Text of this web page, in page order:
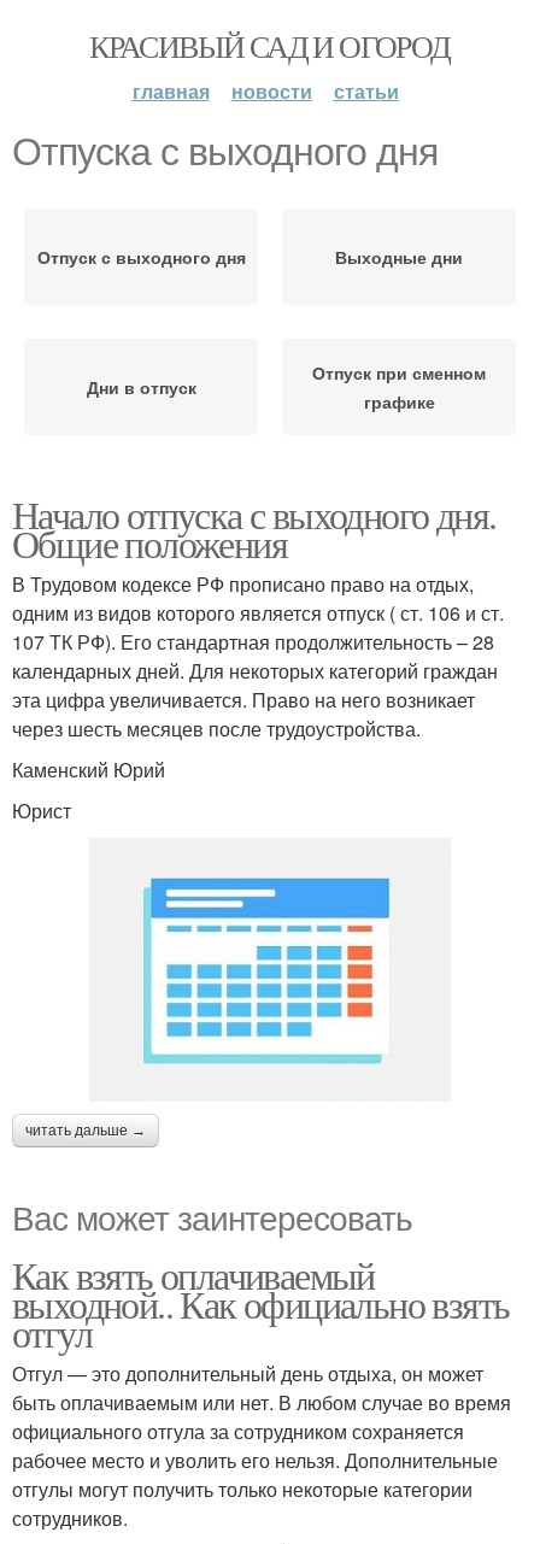
КРАСИВЫЙ САД И ОГОРОД
главная новости статьи
Отпуска с выходного дня
Отпуск с выходного дня Выходные дни
Дни в отпуск
Отпуск при сменном
графике
Начало отпуска с выходного дня.
Общие положения
В Трудовом кодексе РФ прописано право на отдых,
одним из видов которого является отпуск ( ст. 106 и ст.
107 ТК РФ). Его стандартная продолжительность – 28
календарных дней. Для некоторых категорий граждан
эта цифра увеличивается. Право на него возникает
через шесть месяцев после трудоустройства.
Каменский Юрий
Юрист
читать дальше →
Вас может заинтересовать
Как взять оплачиваемый
выходной.. Как официально взять
отгул
Отгул — это дополнительный день отдыха, он может
быть оплачиваемым или нет. В любом случае во время
официального отгула за сотрудником сохраняется
рабочее место и уволить его нельзя. Дополнительные
отгулы могут получить только некоторые категории
сотрудников.